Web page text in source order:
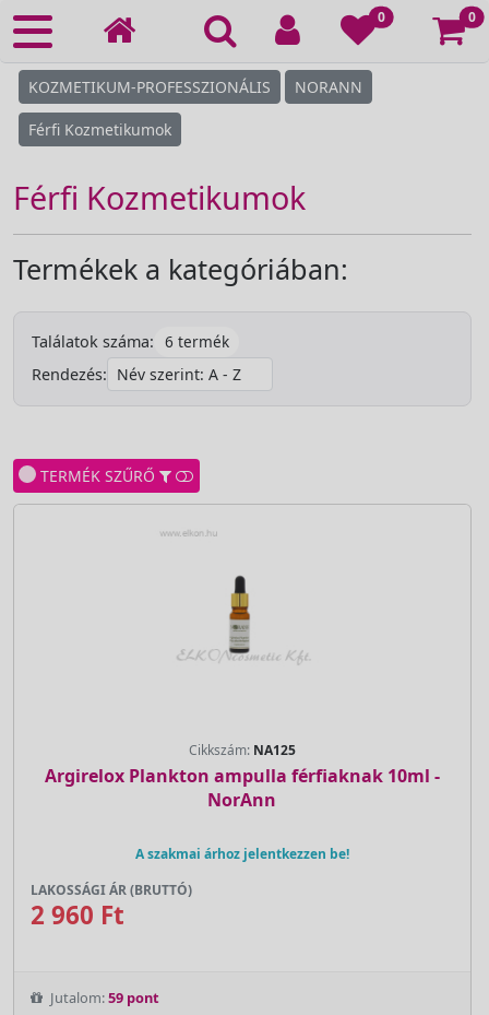
0 0
KOZMETIKUM-PROFESSZIONÁLIS NORANN
Férfi Kozmetikumok
Férfi Kozmetikumok
Termékek a kategóriában:
Találatok száma: 6 termék
Rendezés:
TERMÉK SZŰRŐ
Cikkszám: NA125
Argirelox Plankton ampulla férfiaknak 10ml -
NorAnn
A szakmai árhoz jelentkezzen be!
LAKOSSÁGI ÁR (BRUTTÓ)
2 960 Ft
Jutalom:59 pont